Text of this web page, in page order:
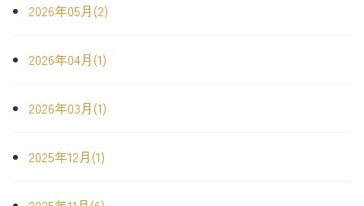
2026年05月(2)
2026年04月(1)
2026年03月(1)
2025年12月(1)